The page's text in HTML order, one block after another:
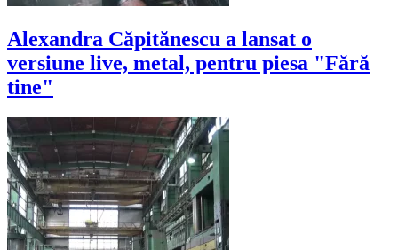
Alexandra Căpitănescu a lansat o
versiune live, metal, pentru piesa "Fără
tine"